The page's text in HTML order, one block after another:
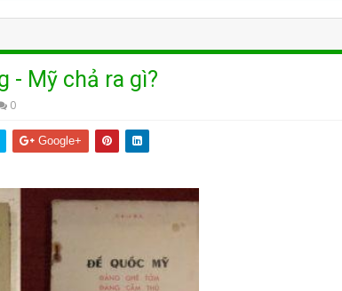
- Mỹ chả ra gì?
0
Google+